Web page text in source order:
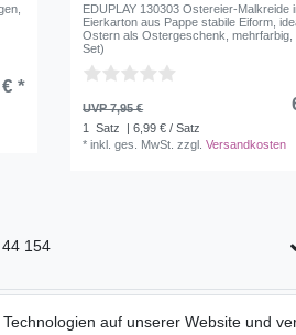
*
EDUPLAY 130303 Ostereier-Malkreide
Eierkarton aus Pappe stabile Eiform,
Ostern als Ostergeschenk, mehrfarbig,
Set)
UVP 7,95 €
1 Satz
| 6,99 € / Satz
*inkl. ges. MwSt. zzgl.Versandkosten
154
Shopauf unserer Website und